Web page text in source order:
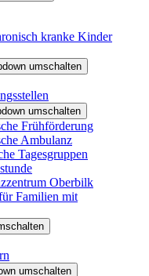
kranke Kinder
umschalten
umschalten
Frühförderung
Ambulanz
Tagesgruppen
Oberbilk
Familien mit
umschalten